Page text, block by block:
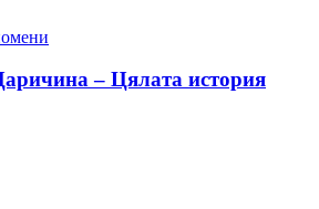
– Цялата история